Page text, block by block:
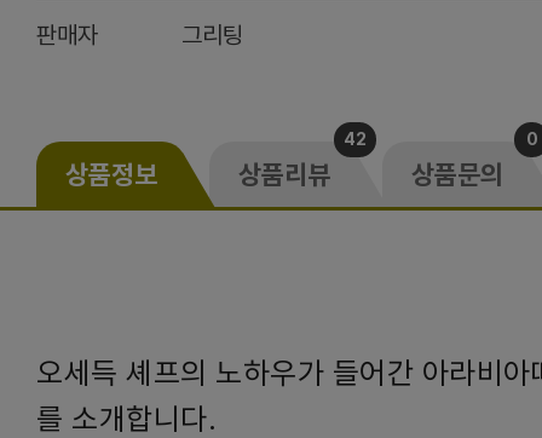
판매자 그리팅
상품정보 상품리뷰
42
상품문의
0
오세득 셰프의 노하우가 들어간 아라비
를 소개합니다.